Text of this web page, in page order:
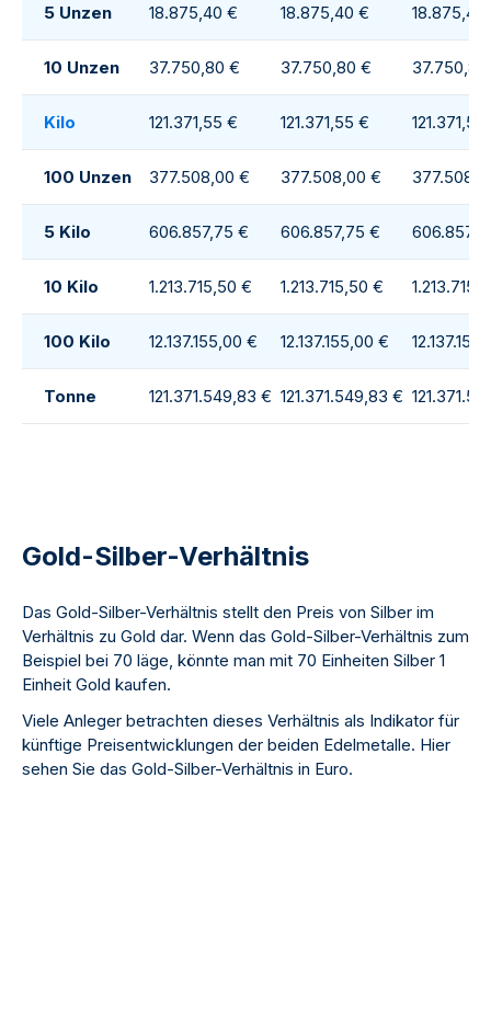
5 Unzen 18.875,40 € 18.875,40 € 18.875,40
10 Unzen 37.750,80 € 37.750,80 €
Kilo 121.371,55 € 121.371,55 €
100 Unzen 377.508,00 € 377.508,00 €
5 Kilo 606.857,75 € 606.857,75 €
10 Kilo 1.213.715,50 € 1.213.715,50 €
100 Kilo 12.137.155,00 € 12.137.155,00 €
Tonne 121.371.549,83 € 121.371.549,83 €
Gold-Silber-Verhältnis
Das Gold-Silber-Verhältnis stellt den Preis von Silber im
Verhältnis zu Gold dar. Wenn das Gold-Silber-Verhältnis zum
Beispiel bei 70 läge, könnte man mit 70 Einheiten Silber 1
Einheit Gold kaufen.
Viele Anleger betrachten dieses Verhältnis als Indikator für
künftige Preisentwicklungen der beiden Edelmetalle. Hier
sehen Sie das Gold-Silber-Verhältnis in Euro.